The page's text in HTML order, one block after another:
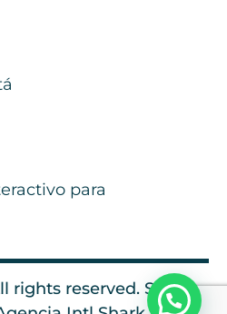
para
rights reserved. Sitio